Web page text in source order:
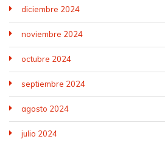
diciembre 2024
noviembre 2024
octubre 2024
septiembre 2024
agosto 2024
julio 2024